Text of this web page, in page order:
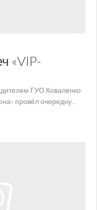
«VIP-
ГУО Коваленко
провёл очередну...